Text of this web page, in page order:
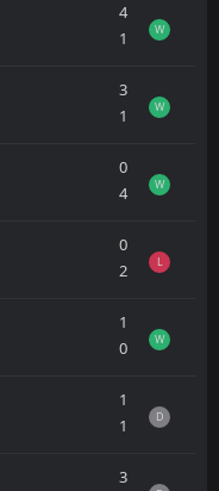
4
1
W
3
1
W
0
4
W
0
2
L
1
0
W
1
1
D
3